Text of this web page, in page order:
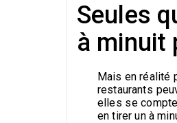
Seules
à minuit
Mais en réalité
restaurants
elles se
en tirer un à